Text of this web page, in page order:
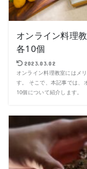
オンライン料理
各10個
2023.03.02
オンライン料理教室にはメ
す。 そこで、本記事では、
10個について紹介します。